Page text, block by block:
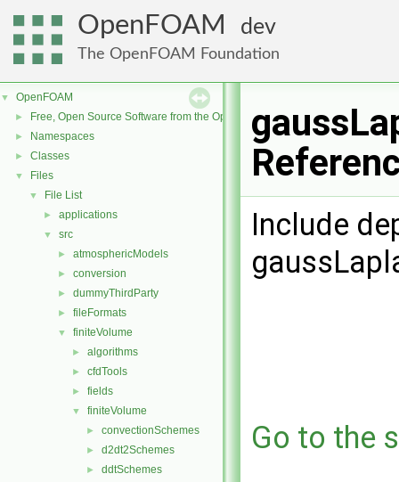
OpenFOAM dev
The OpenFOAM Foundation
▼ OpenFOAM
► Free, Open Source Software from the OpenFOAM Foundation
► Namespaces
► Classes
▼ Files
▼ File List
► applications
▼ src
► atmosphericModels
► conversion
► dummyThirdParty
► fileFormats
▼ finiteVolume
► algorithms
► cfdTools
► fields
▼ finiteVolume
► convectionSchemes
► d2dt2Schemes
► ddtSchemes
Include
Go to the